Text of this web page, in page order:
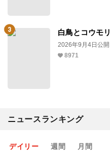
白鳥とコウモリ
2026年9月4日公開
8971
ニュースランキング
デイリー 週間 月間